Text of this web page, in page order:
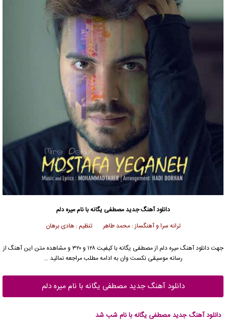
دانلود آهنگ جدیدمصطفی یگانهبا نام میره دلم
ترانه سرا و آهنگساز : محمد طاهر تنظیم : هادی برهان
جهت دانلود آهنگ میره دلم ازمصطفی یگانه
با کیفیت ۱۲۸ و ۳۲۰ و مشاهده متن این آهنگ از
رسانه موسیقی نکست وان به ادامه مطلب مراجعه نمائید …
دانلود آهنگ جدید مصطفی یگانه با نام میره دلم
دانلود آهنگ جدید مصطفی یگانه با نام شب شد